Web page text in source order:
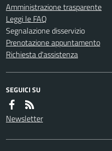
Amministrazione trasparente
Leggi le FAQ
Segnalazione disservizio
Prenotazione appuntamento
Richiesta d'assistenza
SEGUICI SU
Newsletter